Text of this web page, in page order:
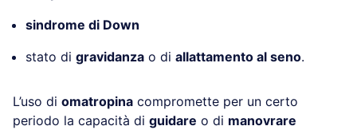
sindrome di Down
stato di gravidanza o di allattamento al seno.
L’uso di omatropina compromette per un certo
periodo la capacità di guidare o di manovrare